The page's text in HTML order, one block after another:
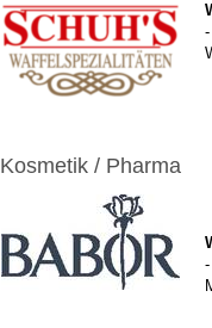
Kosmetik / Pharma